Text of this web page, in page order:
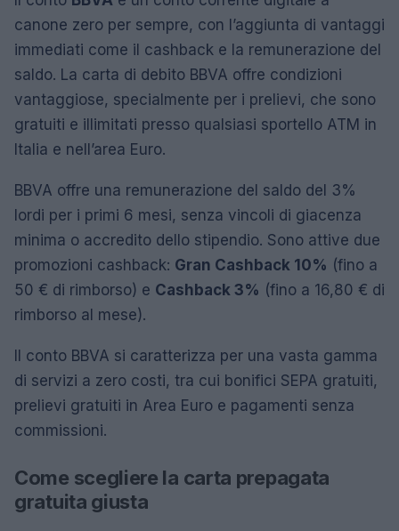
canone zero per sempre, con l’aggiunta di vantaggi
immediati come il cashback e la remunerazione del
saldo. La carta di debito BBVA offre condizioni
vantaggiose, specialmente per i prelievi, che sono
gratuiti e illimitati presso qualsiasi sportello ATM in
Italia e nell’area Euro.
BBVA offre una remunerazione del saldo del 3%
lordi per i primi 6 mesi, senza vincoli di giacenza
minima o accredito dello stipendio. Sono attive due
promozioni cashback: Gran Cashback 10% (fino a
50 € di rimborso) e Cashback 3% (fino a 16,80 € di
rimborso al mese).
Il conto BBVA si caratterizza per una vasta gamma
di servizi a zero costi, tra cui bonifici SEPA gratuiti,
prelievi gratuiti in Area Euro e pagamenti senza
commissioni.
Come scegliere la carta prepagata
gratuita giusta